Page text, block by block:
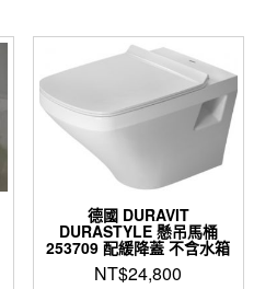
格：
NT$22,630。
格：
德國 DURAVIT
DURASTYLE 懸吊馬桶
253709 配緩降蓋 不含水箱
NT$24,800